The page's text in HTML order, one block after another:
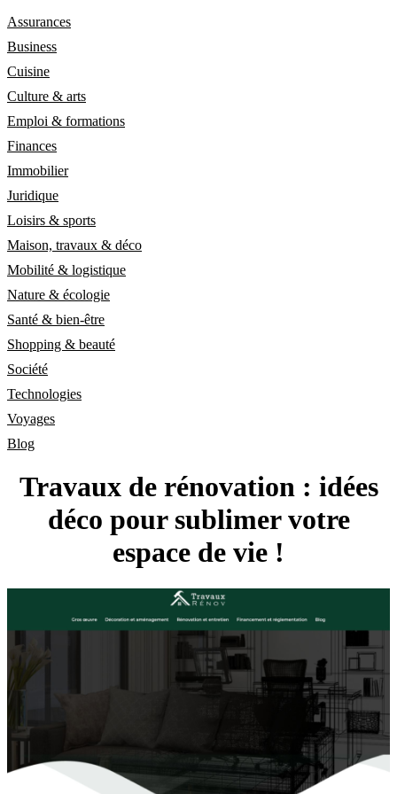
Assurances
Business
Cuisine
Culture & arts
Emploi & formations
Finances
Immobilier
Juridique
Loisirs & sports
Maison, travaux & déco
Mobilité & logistique
Nature & écologie
Santé & bien-être
Shopping & beauté
Société
Technologies
Voyages
Blog
Travaux de rénovation : idées
déco pour sublimer votre
espace de vie !